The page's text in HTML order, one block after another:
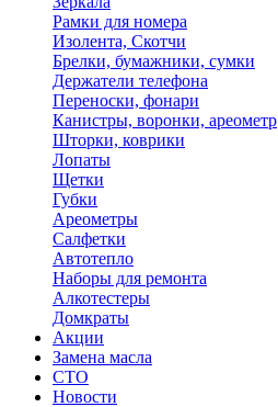
Рамки для номера
Изолента, Скотчи
Брелки, бумажники, сумки
Держатели телефона
Переноски, фонари
Канистры, воронки, ареометр
Шторки, коврики
Лопаты
Щетки
Губки
Ареометры
Салфетки
Автотепло
Наборы для ремонта
Алкотестеры
Домкраты
Акции
Замена масла
СТО
Новости